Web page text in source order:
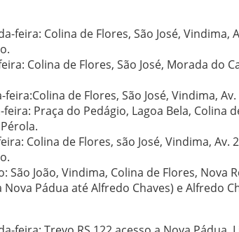
feira: Colina de Flores, São José, Vindima,
Colina de Flores, São José, Morada do
feira:Colina de Flores, São José, Vindima,
feira: Praça do Pedágio, Lagoa Bela, Colina
Colina de Flores, são José, Vindima,
São João, Vindima, Colina de Flores, Nova
Nova Pádua até Alfredo Chaves) e Alfredo